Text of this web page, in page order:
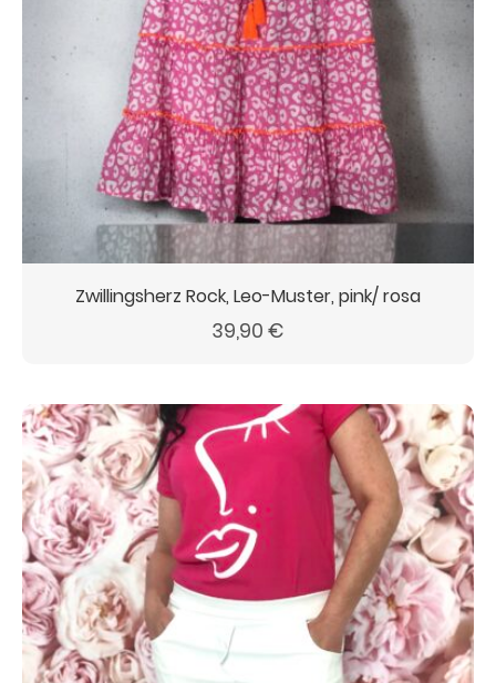
Zwillingsherz Rock, Leo-Muster, pink/ rosa
39,90 €